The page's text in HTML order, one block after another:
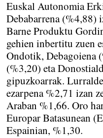
Euskal Autonomia
Debabarrena (%4,88)
Barne Produktu
gehien inbertitu zuen
Ondotik, Debagoiena
(%3,20) eta
gipuzkoarrak.
ezarpena %2,71 izan
Araban %1,66. Oro
Europar Batasunean
Espainian, %1,30.